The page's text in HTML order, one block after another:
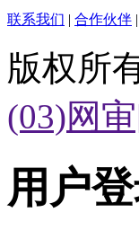
联系我们 | 合作伙伴 |
版权所
(03)网
用户